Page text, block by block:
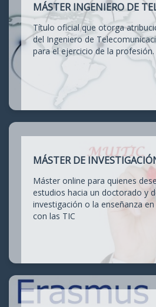
MÁSTER INGENIERO DE
Título oficial que otorga
del Ingeniero de
para el ejercicio de la profesión.
MÁSTER DE
Máster online para quienes
estudios hacia un doctorado y
investigación o la enseñanza
con las TIC